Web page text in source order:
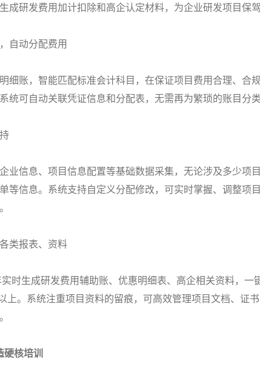
成研发费用加计扣除和高企认定材料，为企业研发项目保
自动分配费用
细账，智能匹配标准会计科目，在保证项目费用合理、合
统可自动关联凭证信息和分配表，无需再为繁琐的账目分
业信息、项目信息配置等基础数据采集，无论涉及多少项
等信息。系统支持自定义分配修改，可实时掌握、调整项
类报表、资料
时生成研发费用辅助账、优惠明细表、高企相关资料，一
上。系统注重项目资料的留痕，可高效管理项目文档、证
核培训